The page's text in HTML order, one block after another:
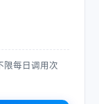
限每日调用次